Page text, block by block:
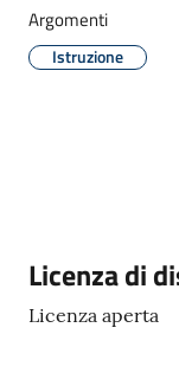
Tutti
Argomenti
Istruzione
Descrizione
Licenza di
Licenza aperta